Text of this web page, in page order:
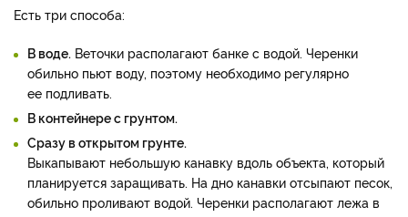
Есть три способа:
В воде. Веточки располагают банке с водой. Черенки
обильно пьют воду, поэтому необходимо регулярно
ее подливать.
В контейнере с грунтом.
Сразу в открытом грунте.
Выкапывают небольшую канавку вдоль объекта, который
планируется заращивать. На дно канавки отсыпают песок,
обильно проливают водой. Черенки располагают лежа в